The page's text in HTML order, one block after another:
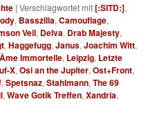
|Verschlagwortet mit[:SITD:],
, Basszilla,Camouflage,
Veil, Delva, Drab Majesty,
,Haggefugg,Janus,Joachim Witt,
Immortelle, Leipzig, Letzte
X,Osi an the Jupiter,Ost+Front,
,Spetsnaz,Stahlmann,The 69
,Wave Gotik Treffen,Xandria,